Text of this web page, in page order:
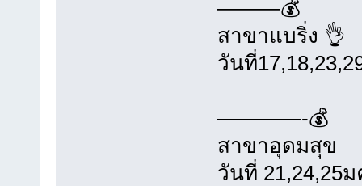
———💰
สาขาแบริ่ง 👌
วันที่
————-💰
สาขาอุดมสุข
วันที่ 21,24,25